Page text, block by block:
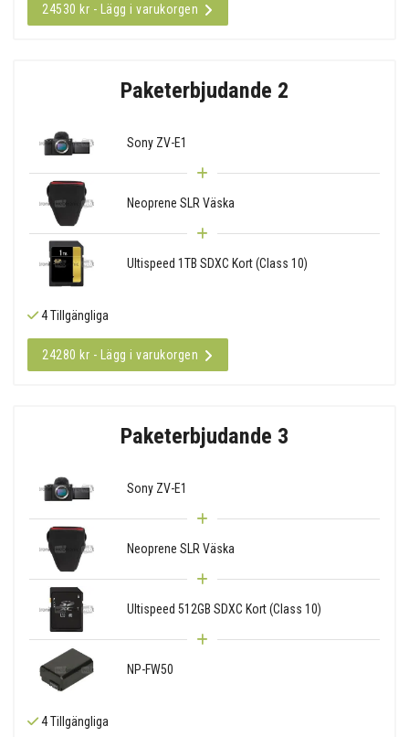
24530 kr - Lägg i varukorgen
Paketerbjudande 2
Sony ZV-E1
Neoprene SLR Väska
Ultispeed 1TB SDXC Kort (Class 10)
4 Tillgängliga
24280 kr - Lägg i varukorgen
Paketerbjudande 3
Sony ZV-E1
Neoprene SLR Väska
Ultispeed 512GB SDXC Kort (Class 10)
NP-FW50
4 Tillgängliga